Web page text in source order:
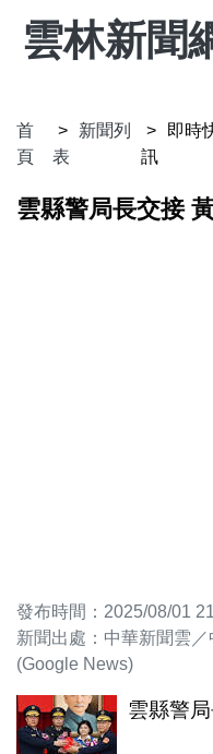
雲林新聞
首
頁
新聞列
表
即時
訊
雲縣警局長交接
發布時間：2025/08/01
新聞出處：中華新聞雲／
(Google News)
雲縣警